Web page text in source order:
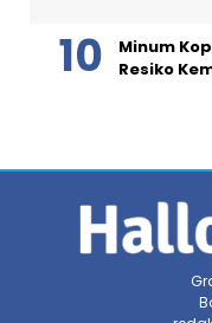
Minum
Resiko